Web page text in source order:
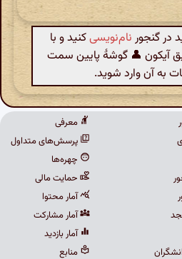
در گنجور نام‌نویسیکنید و با
آیکون 👤 گوشهٔ پایین سمت
آن وارد شوید.
معرفی
پرسش‌های متداول
چهره‌ها
حمایت مالی
آمار محتوا
آمار مشارکت
آمار بازدید
منابع